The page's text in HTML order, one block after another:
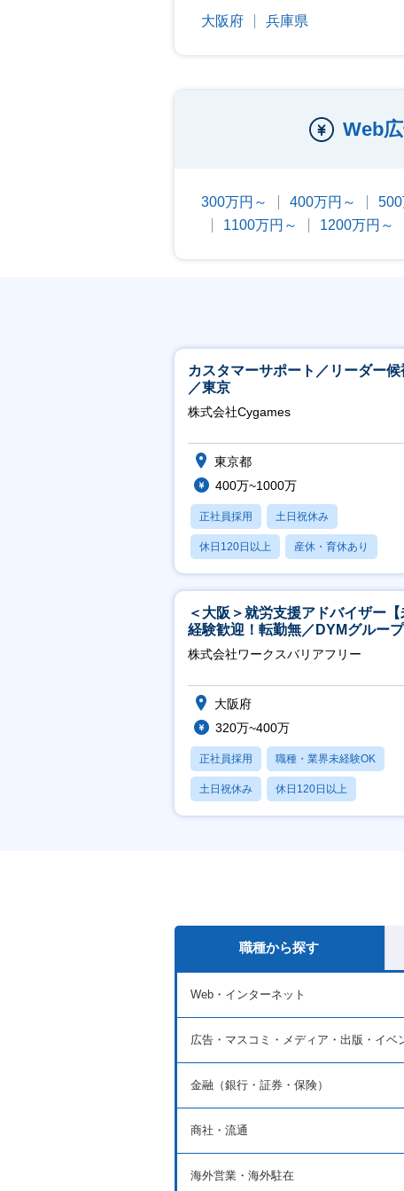
大阪府 兵庫県
Web
300万円～ 400万円～ 500
1100万円～
1200万円～
カスタマーサポート／リーダー候
／東京
株式会社Cygames
東京都
400万~1000万
正社員採用 土日祝休み
休日120日以上 産休・育休あり
月残業20時間以内
＜大阪＞就労支援アドバイザー【
経験歓迎！転勤無／DYMグルー
ホスピタリティ高い方歓迎／土日
祝】
株式会社ワークスバリアフリー
大阪府
320万~400万
正社員採用 職種・業界未経験OK
土日祝休み 休日120日以上
産休・育休あり
職種から探す
Web・インターネット
広告・マスコミ・メディア・出版・イベ
金融（銀行・証券・保険）
商社・流通
海外営業・海外駐在